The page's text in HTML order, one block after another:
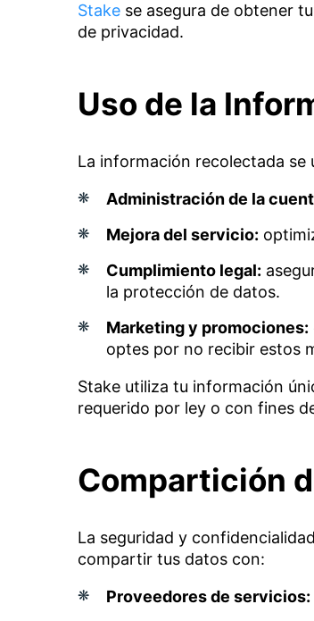
Stake se asegura de obtener
de privacidad.
Uso de la
La información recolectada se
Administración de la
Mejora del servicio:
Cumplimiento legal:
la protección de datos.
Marketing y promociones:
optes por no recibir estos
Stake utiliza tu información
requerido por ley o con fines
Compartición
La seguridad y
compartir tus datos con:
Proveedores de servicios: